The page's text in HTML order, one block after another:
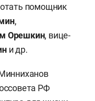
помощник
,
Орешкин, вице-
и др.
РФ